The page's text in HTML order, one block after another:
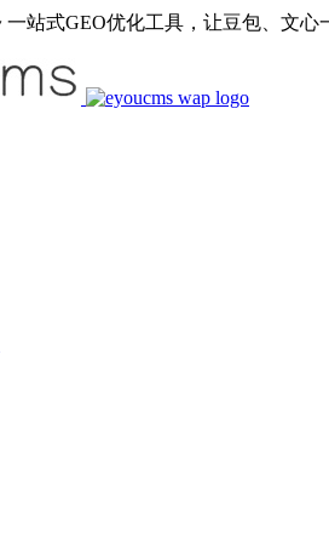
一站式GEO优化工具，让豆包、文